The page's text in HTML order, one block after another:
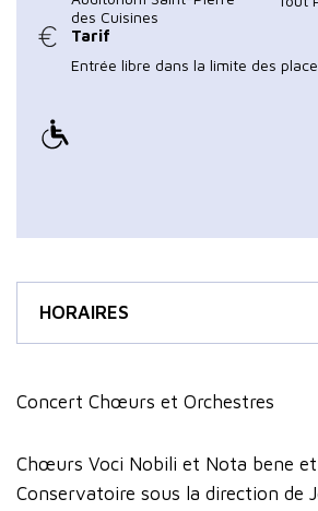
des Cuisines
Tarif
Entrée libre dans la limite des
HORAIRES
Concert Chœurs et Orchestres
Chœurs Voci Nobili et Nota bene
Conservatoire sous la direction de